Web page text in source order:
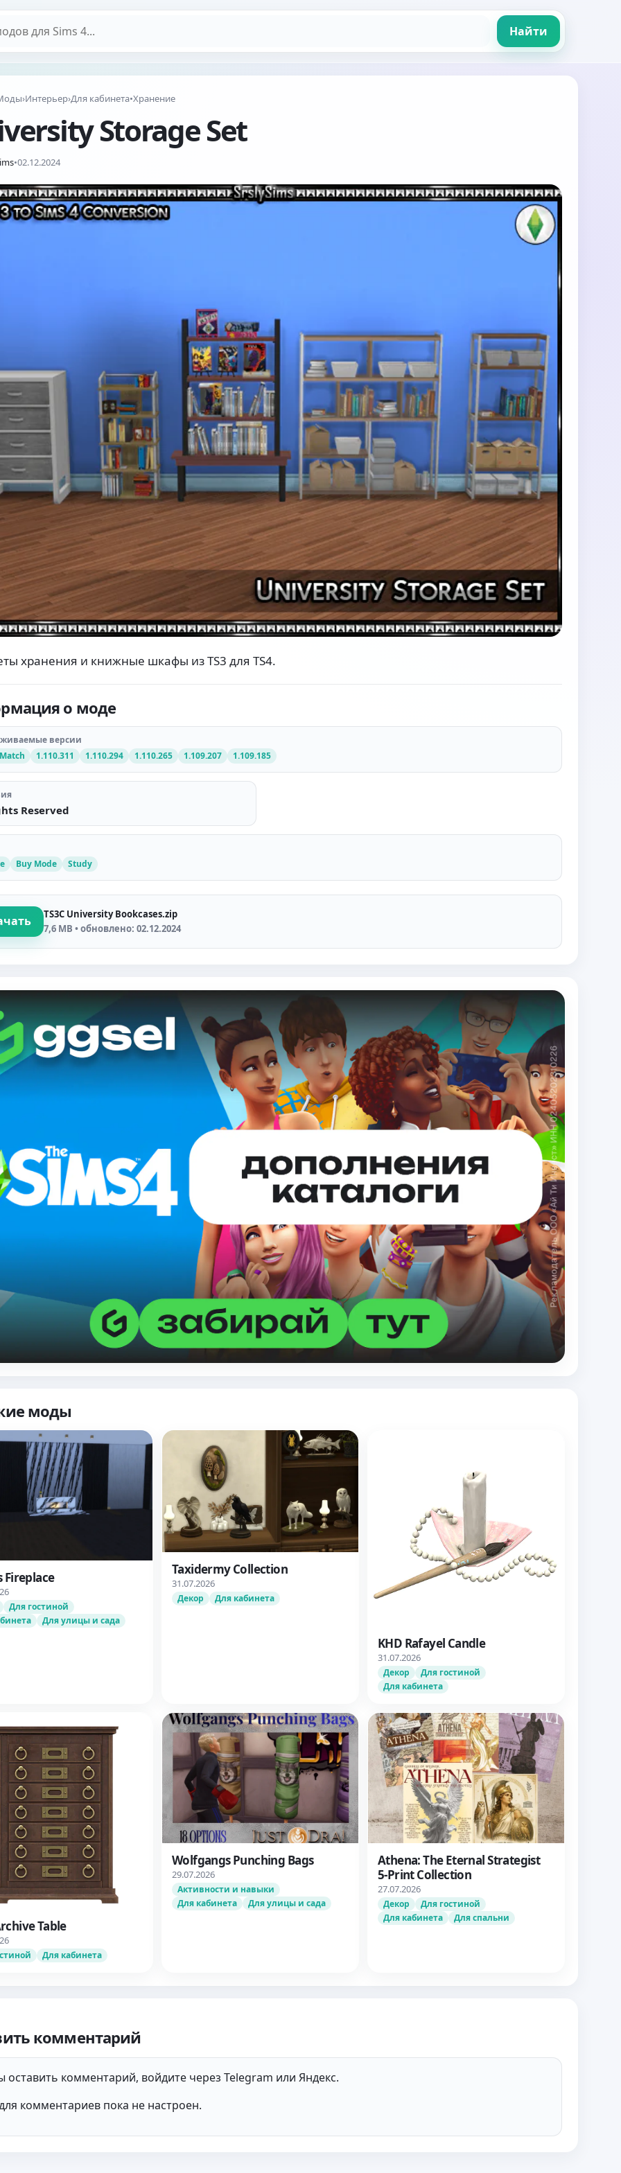
Найти
›Интерьер›Для кабинета•Хранение
Storage Set
•02.12.2024
хранения и книжные шкафы из TS3 для TS4.
о моде
версии
1.110.311 1.110.294 1.110.265 1.109.207 1.109.185
Reserved
Buy Mode Study
TS3C University Bookcases.zip
7,6 MB • обновлено: 02.12.2024
моды
Fireplace
Для гостиной
Для улицы и сада
Taxidermy Collection
31.07.2026
Декор Для кабинета
KHD Rafayel Candle
31.07.2026
Декор
Для гостиной
Для кабинета
Table
Для кабинета
Wolfgangs Punching Bags
29.07.2026
Активности и навыки
Для кабинета
Для улицы и сада
Athena: The Eternal Strategist
5‑Print Collection
27.07.2026
Декор
Для гостиной
Для кабинета
Для спальни
комментарий
оставить комментарий, войдите через Telegram или Яндекс.
комментариев пока не настроен.